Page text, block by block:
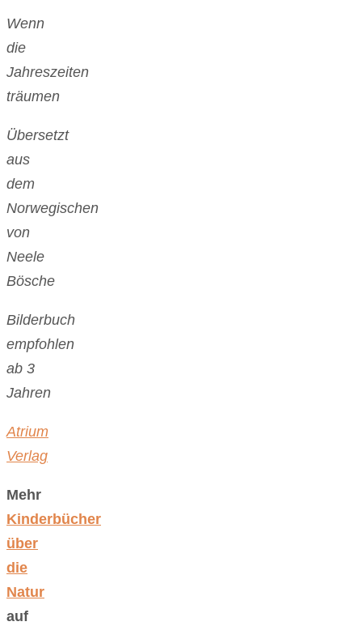
Wenn
die
Jahreszeiten
träumen
Übersetzt
aus
dem
Norwegischen
von
Neele
Bösche
Bilderbuch
empfohlen
ab 3
Jahren
Atrium
Verlag
Mehr
Kinderbücher
über
die
Natur
auf